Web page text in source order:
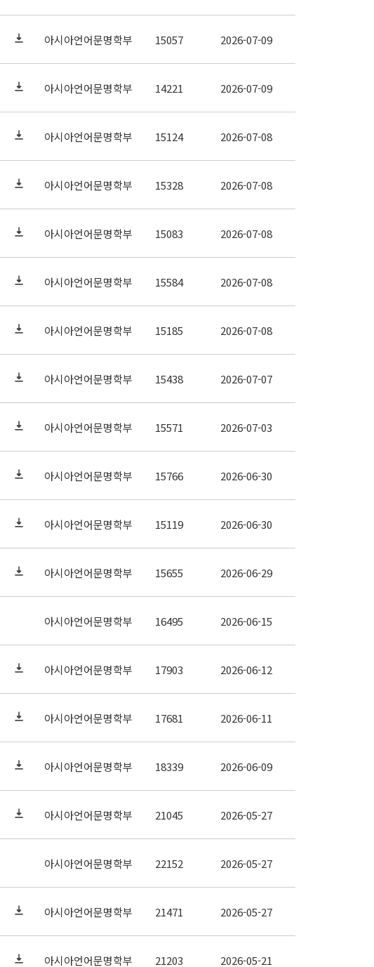
아시아언어문명학부 15057 2026-07-09
아시아언어문명학부 14221 2026-07-09
아시아언어문명학부 15124 2026-07-08
아시아언어문명학부 15328 2026-07-08
아시아언어문명학부 15083 2026-07-08
아시아언어문명학부 15584 2026-07-08
아시아언어문명학부 15185 2026-07-08
아시아언어문명학부 15438 2026-07-07
아시아언어문명학부 15571 2026-07-03
아시아언어문명학부 15766 2026-06-30
아시아언어문명학부 15119 2026-06-30
아시아언어문명학부 15655 2026-06-29
아시아언어문명학부 16495 2026-06-15
아시아언어문명학부 17903 2026-06-12
아시아언어문명학부 17681 2026-06-11
~6/22 10:00)아시아언어문명학부 18339 2026-06-09
아시아언어문명학부 21045 2026-05-27
아시아언어문명학부 22152 2026-05-27
아시아언어문명학부 21471 2026-05-27
아시아언어문명학부 21203 2026-05-21